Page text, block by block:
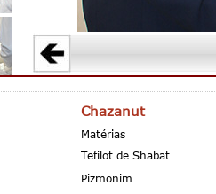
Chazanut
Matérias
Tefilot de Shabat
Pizmonim